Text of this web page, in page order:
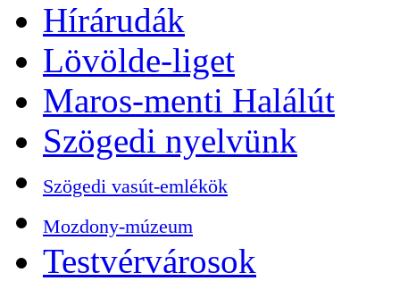
Hírárudák
Lövölde-liget
Maros-menti Halálút
Szögedi nyelvünk
Szögedi vasút-emlékök
Mozdony-múzeum
Testvérvárosok